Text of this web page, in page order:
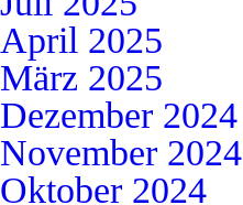
April 2025
März 2025
Dezember 2024
November 2024
Oktober 2024